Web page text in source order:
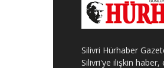
Silivri Hürhaber
Silivri'ye ilişkin haber,